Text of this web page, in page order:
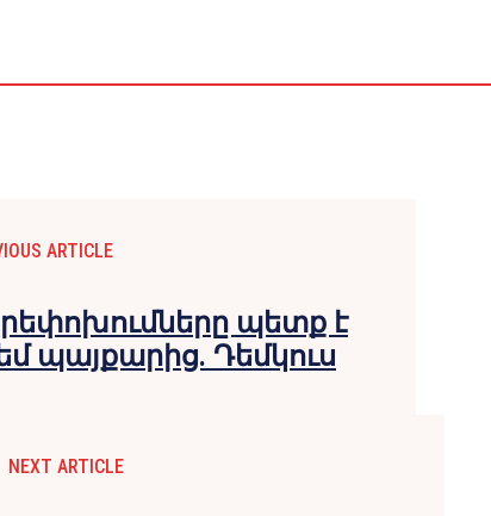
ARTICLE
պետք է
պայքարից. Դեմկուս
NEXT ARTICLE